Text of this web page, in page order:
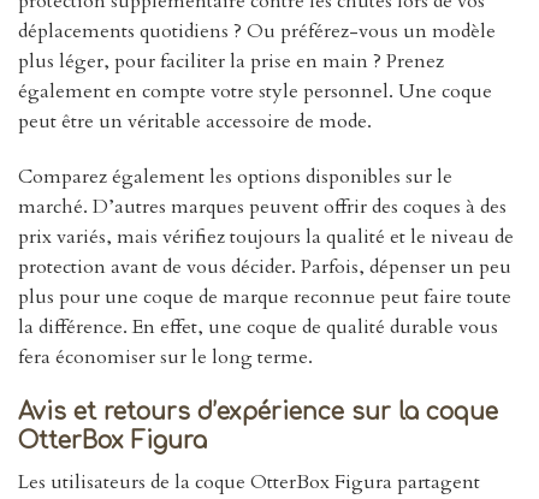
déplacements quotidiens ? Ou préférez-vous un modèle
plus léger, pour faciliter la prise en main ? Prenez
également en compte votre style personnel. Une coque
peut être un véritable accessoire de mode.
Comparez également les options disponibles sur le
marché. D’autres marques peuvent offrir des coques à des
prix variés, mais vérifiez toujours la qualité et le niveau de
protection avant de vous décider. Parfois, dépenser un peu
plus pour une coque de marque reconnue peut faire toute
la différence. En effet, une coque de qualité durable vous
fera économiser sur le long terme.
Avis et retours d’expérience sur la coque
OtterBox Figura
Les utilisateurs de la coque OtterBox Figura partagent